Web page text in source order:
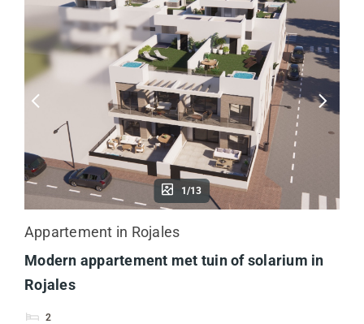
1/13
Appartement in Rojales
Modern appartement met tuin of solarium in
Rojales
2